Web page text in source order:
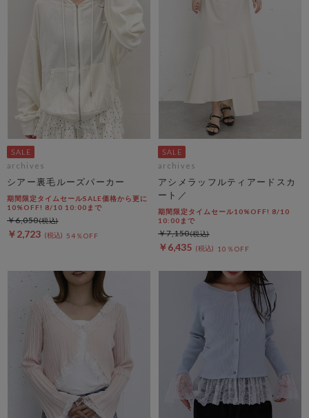
archives
シアー裏毛ルーズパーカー
期間限定タイムセールSALE価格から更に
10%OFF! 8/10 10:00まで
￥2,723 54％OFF
￥6,050
archives
アシメラッフルティアードスカ
ート／
期間限定タイムセール10%OFF! 8/10
10:00まで
￥6,435 10％OFF
￥7,150